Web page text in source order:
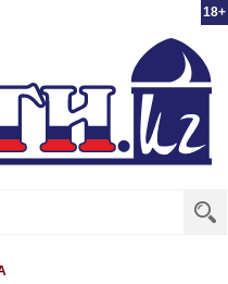
18+